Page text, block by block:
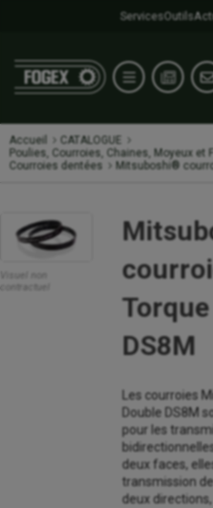
ServicesOutils
Accueil
CATALOGUE
Poulies, Courroies, Chaines, Moyeux et
Courroies dentées
Mitsuboshi®
Visuel non
contractuel
DS8M
Les courroies
Double DS8M
pour les
deux faces,
transmission
deux